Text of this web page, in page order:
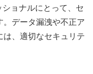
ョナルにとって、セ
。データ漏洩や不正ア
は、適切なセキュリテ